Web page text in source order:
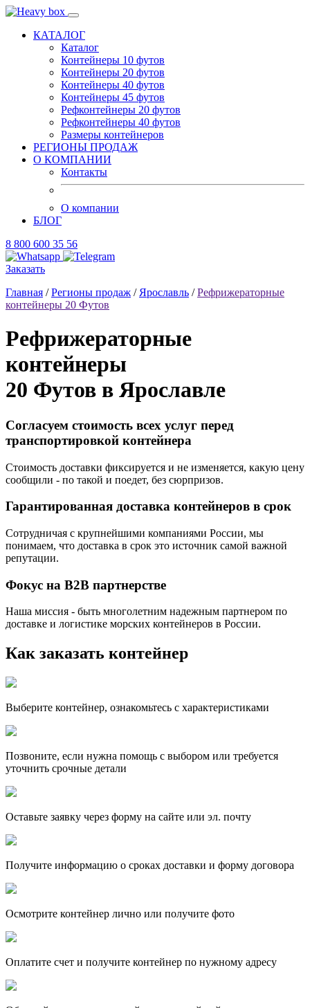
КАТАЛОГ
Каталог
Контейнеры 10 футов
Контейнеры 20 футов
Контейнеры 40 футов
Контейнеры 45 футов
Рефконтейнеры 20 футов
Рефконтейнеры 40 футов
Размеры контейнеров
РЕГИОНЫ ПРОДАЖ
О КОМПАНИИ
Контакты
О компании
БЛОГ
8 800 600 35 56
Заказать
Главная /Регионы продаж / Ярославль /Рефрижераторные
контейнеры 20 Футов
Рефрижераторные
контейнеры
20 Футов в Ярославле
Согласуем стоимость всех услуг перед
транспортировкой контейнера
Стоимость доставки фиксируется и не изменяется, какую цену
сообщили - по такой и поедет, без сюрпризов.
Гарантированная доставка контейнеров в срок
Сотрудничая с крупнейшими компаниями России, мы
понимаем, что доставка в срок это источник самой важной
репутации.
Фокус на B2B партнерстве
Наша миссия - быть многолетним надежным партнером по
доставке и логистике морских контейнеров в России.
Как заказать контейнер
Выберите контейнер, ознакомьтесь с характеристиками
Позвоните, если нужна помощь с выбором или требуется
уточнить срочные детали
Оставьте заявку через форму на сайте или эл. почту
Получите информацию о сроках доставки и форму договора
Осмотрите контейнер лично или получите фото
Оплатите счет и получите контейнер по нужному адресу